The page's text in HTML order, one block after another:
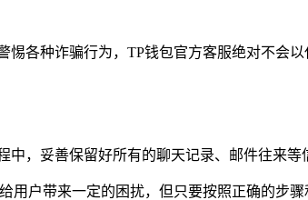
惕各种诈骗行为，TP钱包官方客服绝对不会
中，妥善保留好所有的聊天记录、邮件往来
用户带来一定的困扰，但只要按照正确的步